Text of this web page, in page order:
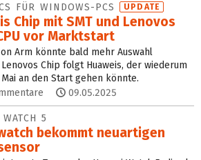
FÜR WINDOWS-PCS UPDATE
Chip mit SMT und Lenovos
vor Marktstart
Arm könnte bald mehr Auswahl
Chip folgt Huaweis, der wiederum
an den Start gehen könnte.
09.05.2025
5
bekommt neuartigen